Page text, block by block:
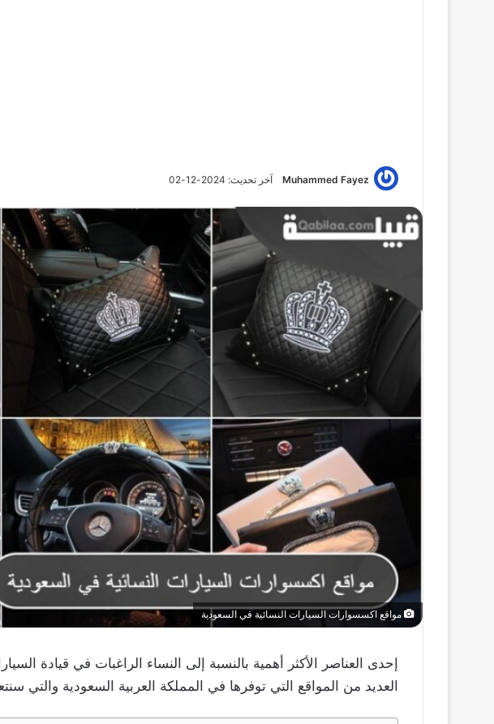
Muhammed Fayez آخر تحديث: 2024-12-02
مواقع اكسسوارات السيارات النسائية في السعودية
إحدى العناصر الأكثر أهمية بالنسبة إلى النساء الراغبات في قيادة
العديد من المواقع التي توفرها في المملكة العربية السعودية والتي